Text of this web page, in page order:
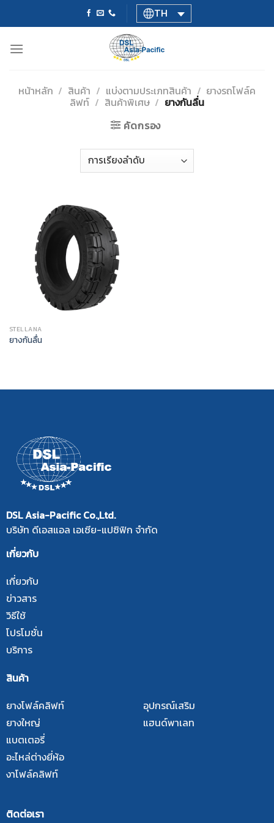
TH
หน้าหลัก / สินค้า / แบ่งตามประเภทสินค้า / ยางรถโฟล์ค
ลิฟท์ / สินค้าพิเศษ / ยางกันลื่น
คัดกรอง
STELLANA
ยางกันลื่น
DSL Asia-Pacific Co.,Ltd.
บริษัท ดีเอสแอล เอเซีย-แปซิฟิก จำกัด
เกี่ยวกับ
เกี่ยวกับ
ข่าวสาร
วิธีใช้
โปรโมชั่น
บริการ
สินค้า
ยางโฟล์คลิฟท์
ยางใหญ่
แบตเตอรี่
อะไหล่ต่างยี่ห้อ
งาโฟล์คลิฟท์
อุปกรณ์เสริม
แฮนด์พาเลท
ติดต่อเรา